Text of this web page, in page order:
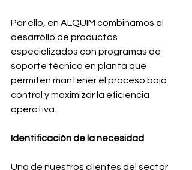
Por ello, en ALQUIM combinamos el
desarrollo de productos
especializados con programas de
soporte técnico en planta que
permiten mantener el proceso bajo
control y maximizar la eficiencia
operativa.
Identificación de la necesidad
Uno de nuestros clientes del sector